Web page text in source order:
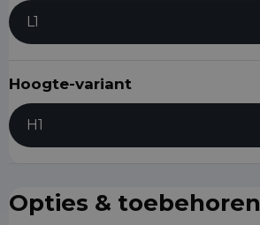
L1
Hoogte-variant
H1
Opties & toebehoren